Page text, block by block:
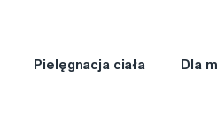
Pielęgnacja ciała Dla